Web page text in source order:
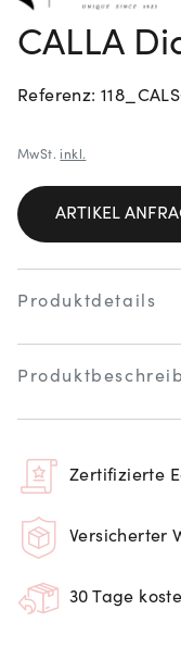
CALLA
Referenz:
MwSt. inkl.
ARTIKEL
Produktdetails
Zertifizierte
Versicherter
30 Tage